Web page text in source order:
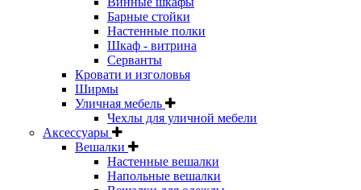
Барные стойки
Настенные полки
Шкаф - витрина
Серванты
Кровати и изголовья
Ширмы
Уличная мебель
Чехлы для уличной мебели
Аксессуары
Вешалки
Настенные вешалки
Напольные вешалки